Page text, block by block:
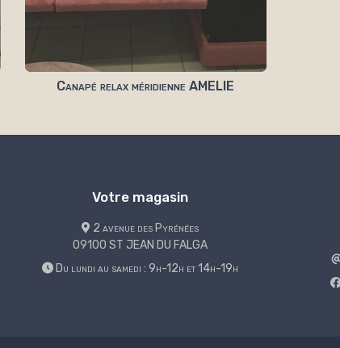
Canapé relax méridienne AMELIE
Votre magasin
2 avenue des Pyrénées
09100 ST JEAN DU FALGA
Du lundi au samedi : 9h-12h et 14h-19h